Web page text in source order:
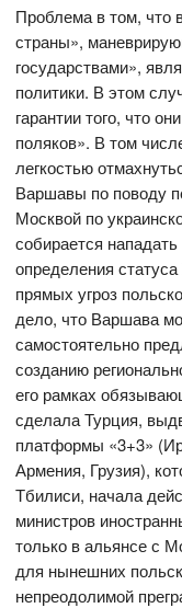
Проблема в том, что
страны»,
государствами»,
политики. В этом
гарантии того, что
поляков». В том
легкостью
Варшавы по поводу
Москвой по
собирается
определения
прямых угроз
дело, что Варшава
самостоятельно
созданию
его рамках
сделала Турция,
платформы «3+3»
Армения, Грузия),
Тбилиси, начала
министров
только в альянсе с
для нынешних
непреодолимой